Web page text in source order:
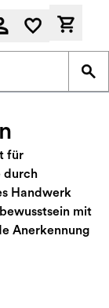
für
durch
Handwerk
mit
Anerkennung